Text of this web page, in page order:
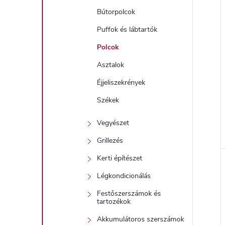
Bútorpolcok
Puffok és lábtartók
Polcok
Asztalok
Éjjeliszekrények
Székek
Vegyészet
Grillezés
Kerti építészet
Légkondicionálás
Festőszerszámok és
tartozékok
Akkumulátoros szerszámok